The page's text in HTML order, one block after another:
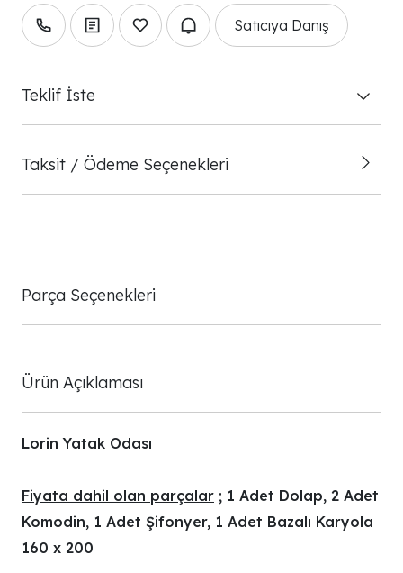
Satıcıya Danış
Teklif İste
Taksit / Ödeme Seçenekleri
Parça Seçenekleri
Ürün Açıklaması
Lorin Yatak Odası
Fiyata dahil olan parçalar ; 1 Adet Dolap, 2 Adet
Komodin, 1 Adet Şifonyer, 1 Adet Bazalı Karyola
160 x 200